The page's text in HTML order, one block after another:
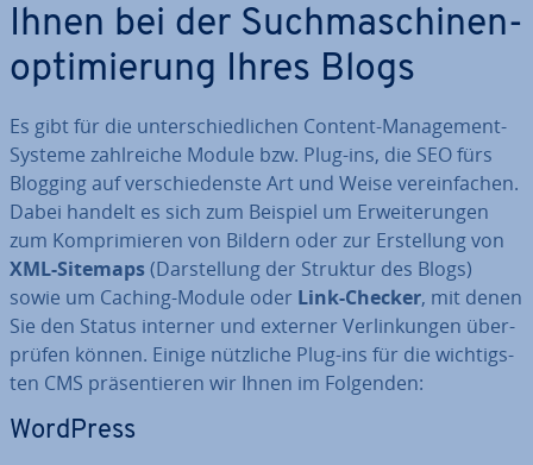
Ihnen bei der Such­ma­schi­nen­
op­ti­mie­rung Ihres Blogs
Es gibt für die un­ter­schied­li­chen Content-Ma­nage­ment-
Systeme zahl­rei­che Module bzw. Plug-ins, die SEO fürs
Blogging auf ver­schie­dens­te Art und Weise ver­ein­fa­chen.
Dabei handelt es sich zum Beispiel um Er­wei­te­run­gen
zum Kom­pri­mie­ren von Bildern oder zur Er­stel­lung von
XML-Sitemaps(Dar­stel­lung der Struktur des Blogs)
sowie um Caching-Module oder Link-Checker, mit denen
Sie den Status interner und externer Ver­lin­kun­gen über­
prü­fen können. Einige nützliche Plug-ins für die wich­tigs­
ten CMS prä­sen­tie­ren wir Ihnen im Folgenden:
WordPress